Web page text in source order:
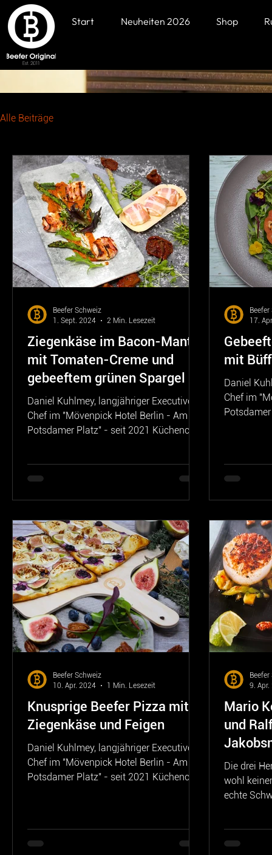
Start Neuheiten 2026 Shop
Alle Beiträge
Ziegenkäse im Bacon-Mantel
mit Tomaten-Creme und
gebeeftem grünen Spargel
Daniel Kuhlmey, langjähriger Executive
Chef im "Mövenpick Hotel Berlin - Am
Potsdamer Platz" - seit 2021 Küchenchef
Beefer Schweiz
1. Sept. 2024
2 Min. Lesezeit
mit
Daniel
Chef im
17.
Knusprige Beefer Pizza mit
Ziegenkäse und Feigen
Daniel Kuhlmey, langjähriger Executive
Chef im "Mövenpick Hotel Berlin - Am
Potsdamer Platz" - seit 2021 Küchenchef
Beefer Schweiz
10. Apr. 2024
1 Min. Lesezeit
Mario
und
Die drei
wohl
echte
9.